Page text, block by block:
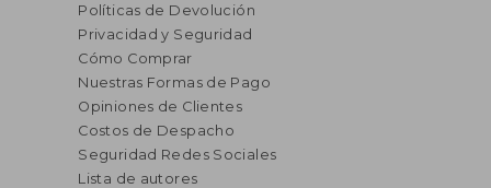
Políticas de Devolución
Privacidad y Seguridad
Cómo Comprar
Nuestras Formas de Pago
Opiniones de Clientes
Costos de Despacho
Seguridad Redes Sociales
Lista de autores